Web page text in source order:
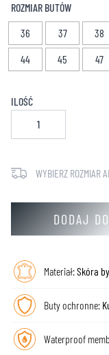
ROZMIAR BUTÓW
36
37 38
44
45 47
ILOŚĆ
WYBIERZ ROZMIAR
DODAJ
Materiał:Skóra
Buty ochronne:
Waterproof